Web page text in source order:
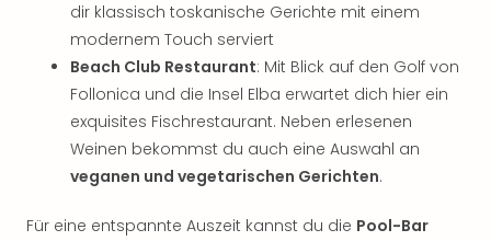
dir klassisch toskanische Gerichte mit einem
modernem Touch serviert
Beach Club Restaurant: Mit Blick auf den Golf von
Follonica und die Insel Elba erwartet dich hier ein
exquisites Fischrestaurant. Neben erlesenen
Weinen bekommst du auch eine Auswahl an
veganen und vegetarischen Gerichten.
Für eine entspannte Auszeit kannst du die Pool-Bar